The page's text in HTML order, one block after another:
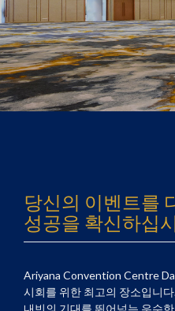
당신의 이벤트를
성공을 확신하십
Ariyana Convention Centre
시회를 위한 최고의 장소입니
내빈의 기대를 뛰어넘는 우수